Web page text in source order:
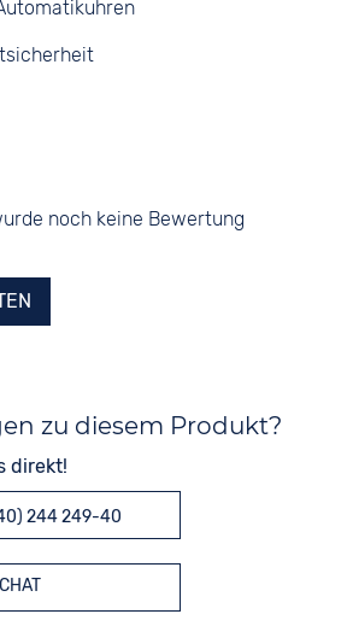
noch keine Bewertung
zu diesem Produkt?
direkt!
244 249-40